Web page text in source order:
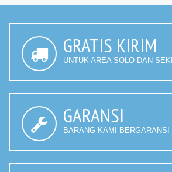
GRATIS KIRIM
UNTUK AREA SOLO DAN
GARANSI
BARANG KAMI BERGARANSI